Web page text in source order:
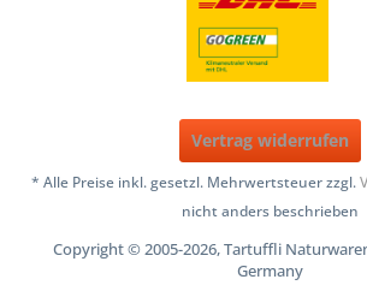
Vertrag widerrufen
* Alle Preise inkl. gesetzl. Mehrwertsteuer zzgl.
nicht anders beschrieben
Copyright © 2005-2026, Tartuffli
Germany